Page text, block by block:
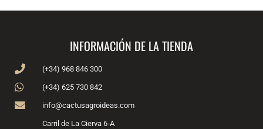
INFORMACIÓN DE LA TIENDA
(+34) 968 846 300
(+34) 625 730 842
info@cactusagroideas.com
Carril de La Cierva 6-A